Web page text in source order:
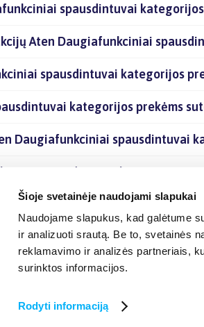
Šioje svetainėje naudojami slapukai
Naudojame slapukus, kad galėtume
ir analizuoti srautą. Be to, svetainės
reklamavimo ir analizės partneriais,
surinktos informacijos.
Rodyti informaciją
spausdintuvai
Aten Daugiafunkciniai
spausdintuvai kategorijos
kategorijos prekėms
Daugiafunkciniai spausdintuvai
spausdintuvai kategorijoje